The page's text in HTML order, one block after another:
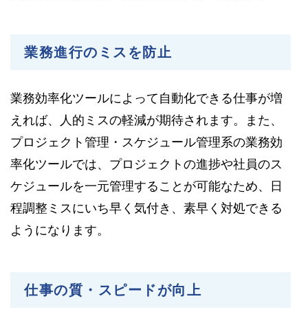
業務進行のミスを防止
業務効率化ツールによって自動化できる仕事が増
えれば、人的ミスの軽減が期待されます。また、
プロジェクト管理・スケジュール管理系の業務効
率化ツールでは、プロジェクトの進捗や社員のス
ケジュールを一元管理することが可能なため、日
程調整ミスにいち早く気付き、素早く対処できる
ようになります。
仕事の質・スピードが向上